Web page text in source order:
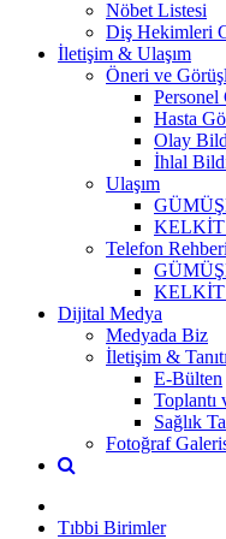
Nöbet Listesi
Diş Hekimleri
İletişim & Ulaşım
Öneri ve
Personel
Hasta
Olay
İhlal
Ulaşım
KELKİT
Telefon Rehberi
KELKİT
Dijital Medya
Medyada Biz
İletişim &
E-Bülten
Toplantı
Sağlık
Fotoğraf
Tıbbi Birimler